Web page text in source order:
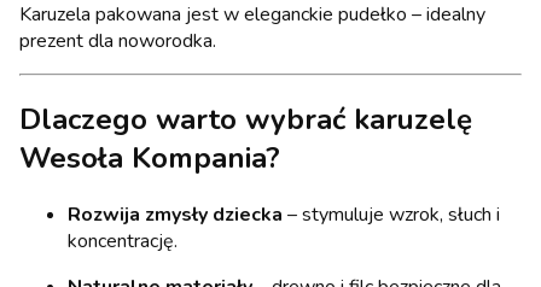
Karuzela pakowana jest w eleganckie pudełko – idealny
prezent dla noworodka.
Dlaczego warto wybrać karuzelę
Wesoła Kompania?
Rozwija zmysły dziecka – stymuluje wzrok, słuch i
koncentrację.